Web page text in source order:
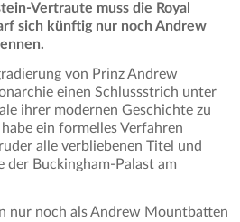
Vertraute muss die Royal
sich künftig nur noch Andrew
von Prinz Andrew
einen Schlussstrich unter
ihrer modernen Geschichte zu
ein formelles Verfahren
alle verbliebenen Titel und
der Buckingham-Palast am
nur noch als Andrew Mountbatten